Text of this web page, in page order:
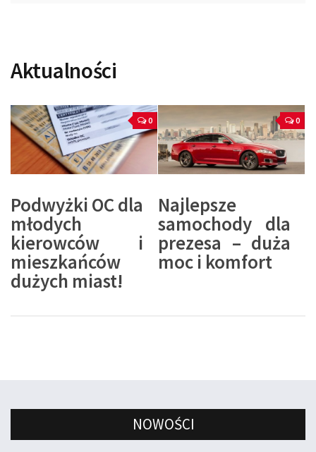
Aktualności
0
Podwyżki OC dla
młodych
kierowców i
mieszkańców
dużych miast!
0
Najlepsze
samochody dla
prezesa – duża
moc i komfort
NOWOŚCI